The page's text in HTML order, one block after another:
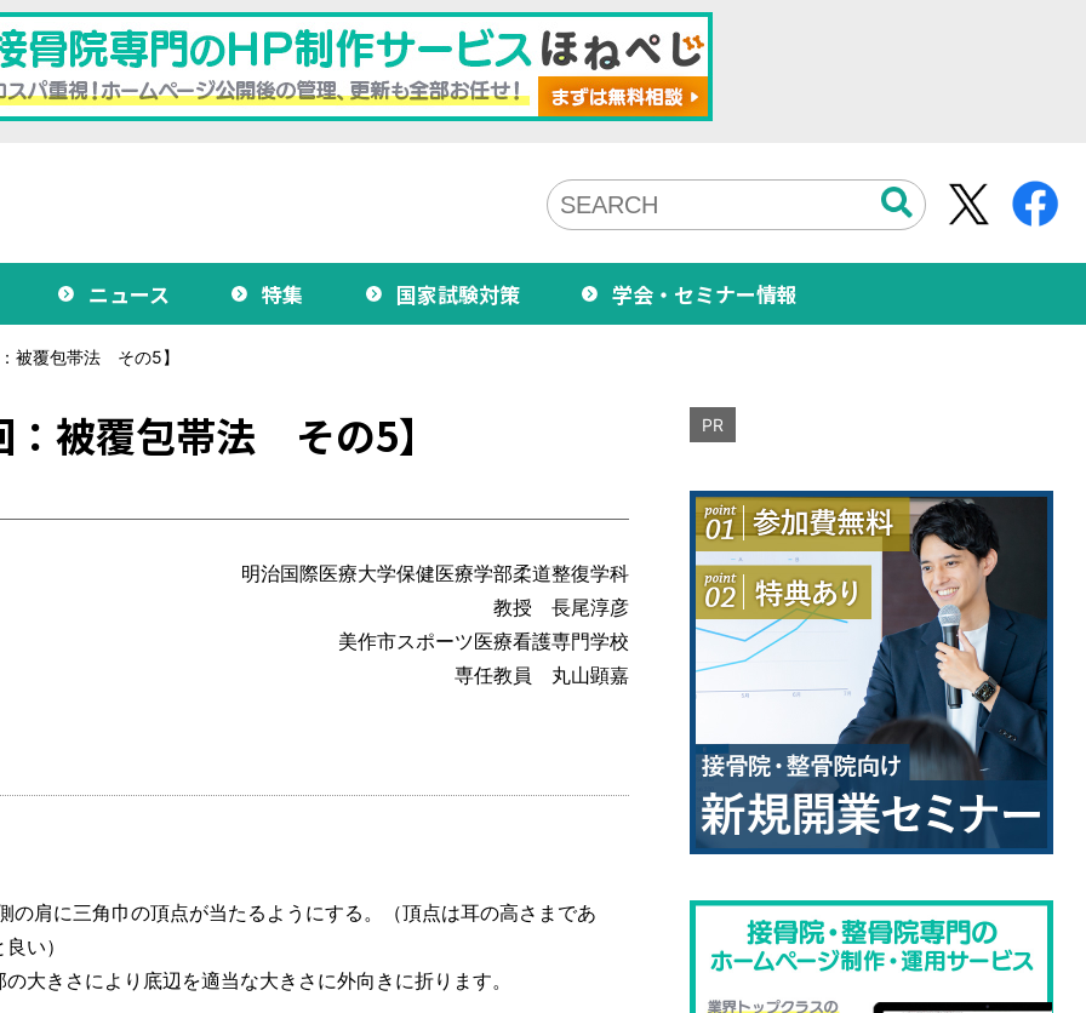
ニュース 特集 国家試験対策 学会・セミナー情報
被覆包帯法 その5】
被覆包帯法 その5】
明治国際医療大学保健医療学部柔道整復学科
教授 長尾淳彦
美作市スポーツ医療看護専門学校
専任教員 丸山顕嘉
肩に三角巾の頂点が当たるようにする。（頂点は耳の高さまであ
い）
の大きさにより底辺を適当な大きさに外向きに折ります。
PR